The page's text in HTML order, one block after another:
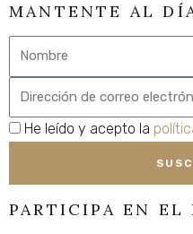
MANTENTE AL
Nombre
privacidad
He leído y acepto la
PARTICIPA EN EL